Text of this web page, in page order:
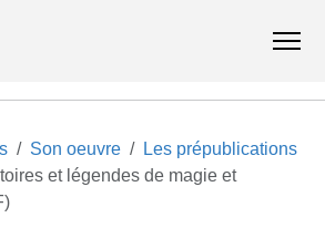
Son oeuvre
Les prépublications
et légendes de magie et